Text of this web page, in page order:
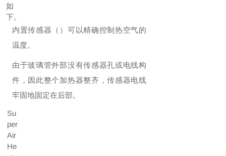
如
下。
内置传感器（）可以精确控制热空气的
温度。
由于玻璃管外部没有传感器孔或电线构
件，因此整个加热器整齐，传感器电线
牢固地固定在后部。
Su
per
Air
He